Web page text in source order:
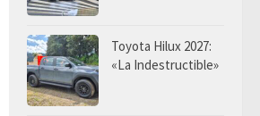
Toyota Hilux 2027:
«La Indestructible»